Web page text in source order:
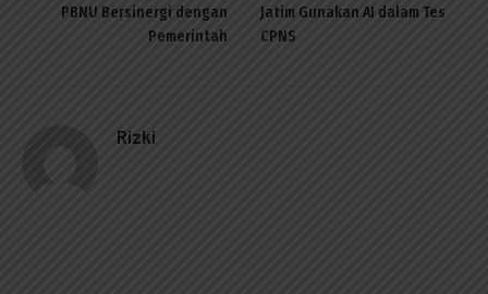
PBNU Bersinergi dengan
Pemerintah
Jatim Gunakan AI dalam Tes
CPNS
Rizki